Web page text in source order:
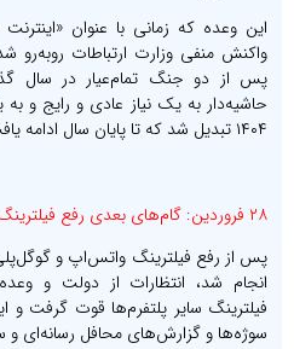
این وعده که زمانی با عنوان
واکنش منفی وزارت ارتباطات روبه‌رو
پس از دو جنگ تمام‌عیار در سال
حاشیه‌دار به یک نیاز عادی و رایج و
۱۴۰۴ تبدیل شد که تا پایان سال ادامه یافت.
۲۸ فروردین: گام‌های بعدی رفع فیلترینگ
انجام شد، انتظارات از دولت و
فیلترینگ سایر پلتفرم‌ها قوت گرفت
سوژه‌ها و گزارش‌های محافل رسانه‌ای و